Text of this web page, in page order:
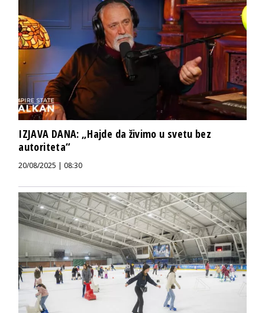
IZJAVA DANA: „Hajde da živimo u svetu bez
autoriteta“
20/08/2025 | 08:30